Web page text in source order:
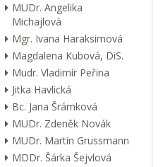
MUDr. Angelika
Michajlová
Mgr. Ivana Haraksimová
Magdalena Kubová, DiS.
Mudr. Vladimír Peřina
Jitka Havlická
Bc. Jana Šrámková
MUDr. Zdeněk Novák
MUDr. Martin Grussmann
MDDr. Šárka Šejvlová